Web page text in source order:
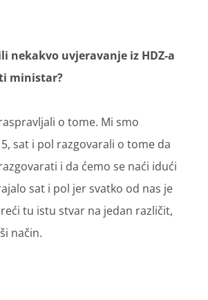
nekakvo uvjeravanje iz HDZ-a
ministar?
o tome. Mi smo
sat i pol razgovarali o tome da
i da ćemo se naći idući
sat i pol jer svatko od nas je
tu istu stvar na jedan različit,
način.